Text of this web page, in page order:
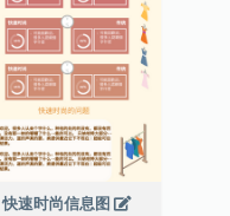
快速时尚信息图